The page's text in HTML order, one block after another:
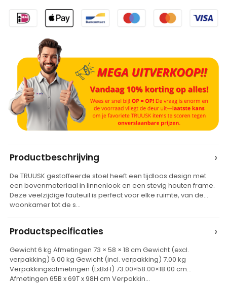
t
e
r
a
t
v
Productbeschrijving ›
De TRUUSK gestoffeerde stoel heeft een tijdloos design met
een bovenmateriaal in linnenlook en een stevig houten frame.
Deze veelzijdige fauteuil is perfect voor elke ruimte, van de
woonkamer tot de s…
Productspecificaties ›
Gewicht 6 kg Afmetingen 73 × 58 × 18 cm Gewicht (excl.
verpakking) 6.00 kg Gewicht (incl. verpakking) 7.00 kg
Verpakkingsafmetingen (LxBxH) 73.00×58.00×18.00 cm
Afmetingen 65B x 69T x 98H cm Verpakkin…